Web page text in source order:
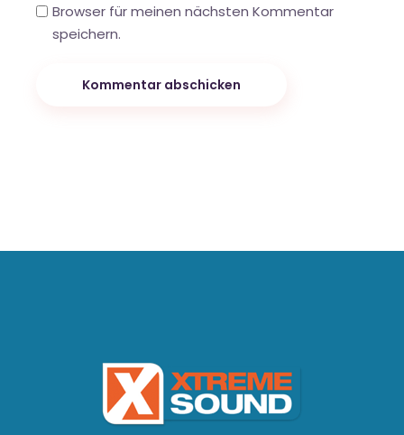
Browser für meinen nächsten Kommentar
speichern.
Kommentar abschicken